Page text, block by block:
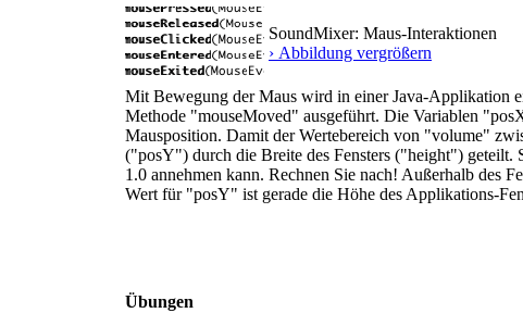
SoundMixer: Maus-Interaktionen
› Abbildung vergrößern
Mit Bewegung der Maus wird in einer Java-Applikation
Methode "mouseMoved" ausgeführt. Die Variablen
Mausposition. Damit der Wertebereich von "volume"
("posY") durch die Breite des Fensters ("height") geteilt.
1.0 annehmen kann. Rechnen Sie nach! Außerhalb des
Wert für "posY" ist gerade die Höhe des Applikations-
Übungen